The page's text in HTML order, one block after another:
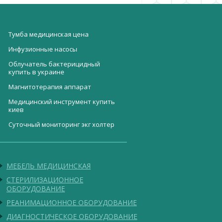
Тумба медицинская цена
Инфузионные насосы
Облучатель бактерицидный
купить в украине
Магнитотерапия аппарат
Медицинский инструмент купить
киев
Суточный мониторинг экг холтер
Оборудование для
плазмолифтинга цена
ОЕC Fluorostar
Стол операционный
ангиографический DC-2000
Оцифровщик FireCR+
SmartFAST – ламинарный шкаф
компании Faster
МЕБЕЛЬ МЕДИЦИНСКАЯ
СТЕРИЛИЗАЦИОННОЕ
ОБОРУДОВАНИЕ
РЕАНИМАЦИОННОЕ ОБОРУДОВАНИЕ
ДИАГНОСТИЧЕСКОЕ ОБОРУДОВАНИЕ